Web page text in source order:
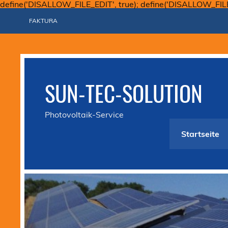
define('DISALLOW_FILE_EDIT', true);
FAKTURA
SUN-TEC-SOLUTION
Photovoltaik-Service
Startseite